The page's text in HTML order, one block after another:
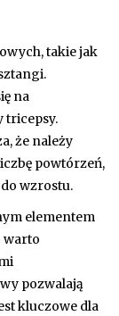
takie jak
na
tricepsy.
że należy
powtórzeń,
wzrostu.
elementem
warto
pozwalają
kluczowe dla